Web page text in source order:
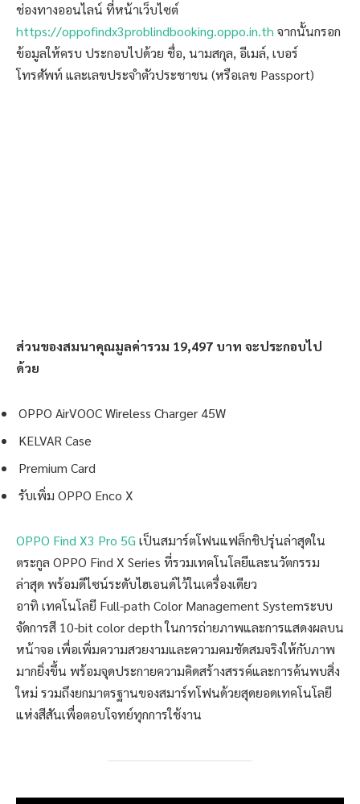
ช่องทางออนไลน์ ที่หน้าเว็บไซต์
https://oppofindx3problindbooking.oppo.in.th จากนั้นกรอก
ข้อมูลให้ครบ ประกอบไปด้วย ชื่อ, นามสกุล, อีเมล์, เบอร์
โทรศัพท์ และเลขประจำตัวประชาชน (หรือเลข Passport)
ส่วนของสมนาคุณมูลค่ารวม 19,497 บาท จะประกอบไป
ด้วย
OPPO AirVOOC Wireless Charger 45W
KELVAR Case
Premium Card
รับเพิ่ม OPPO Enco X
OPPO Find X3 Pro 5G เป็นสมาร์ตโฟนแฟล็กชิปรุ่นล่าสุดใน
ตระกูล OPPO Find X Series ที่รวมเทคโนโลยีและนวัตกรรม
ล่าสุด พร้อมดีไซน์ระดับไฮเอนด์ไว้ในเครื่องเดียว
อาทิ เทคโนโลยี Full-path Color Management Systemระบบ
จัดการสี 10-bit color depth ในการถ่ายภาพและการแสดงผลบน
หน้าจอ เพื่อเพิ่มความสวยงามและความคมชัดสมจริงให้กับภาพ
มากยิ่งขึ้น พร้อมจุดประกายความคิดสร้างสรรค์และการค้นพบสิ่ง
ใหม่ รวมถึงยกมาตรฐานของสมาร์ทโฟนด้วยสุดยอดเทคโนโลยี
แห่งสีสันเพื่อตอบโจทย์ทุกการใช้งาน